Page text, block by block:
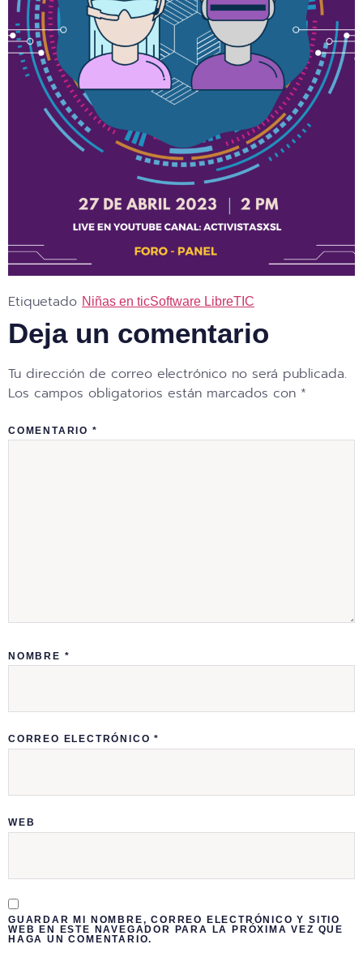
Etiquetado Niñas en ticSoftware LibreTIC
Deja un comentario
Tu dirección de correo electrónico no será publicada.
Los campos obligatorios están marcados con *
COMENTARIO *
NOMBRE *
CORREO ELECTRÓNICO*
WEB
GUARDAR MI NOMBRE, CORREO ELECTRÓNICO Y SITIO
WEB EN ESTE NAVEGADOR PARA LA PRÓXIMA VEZ QUE
HAGA UN COMENTARIO.